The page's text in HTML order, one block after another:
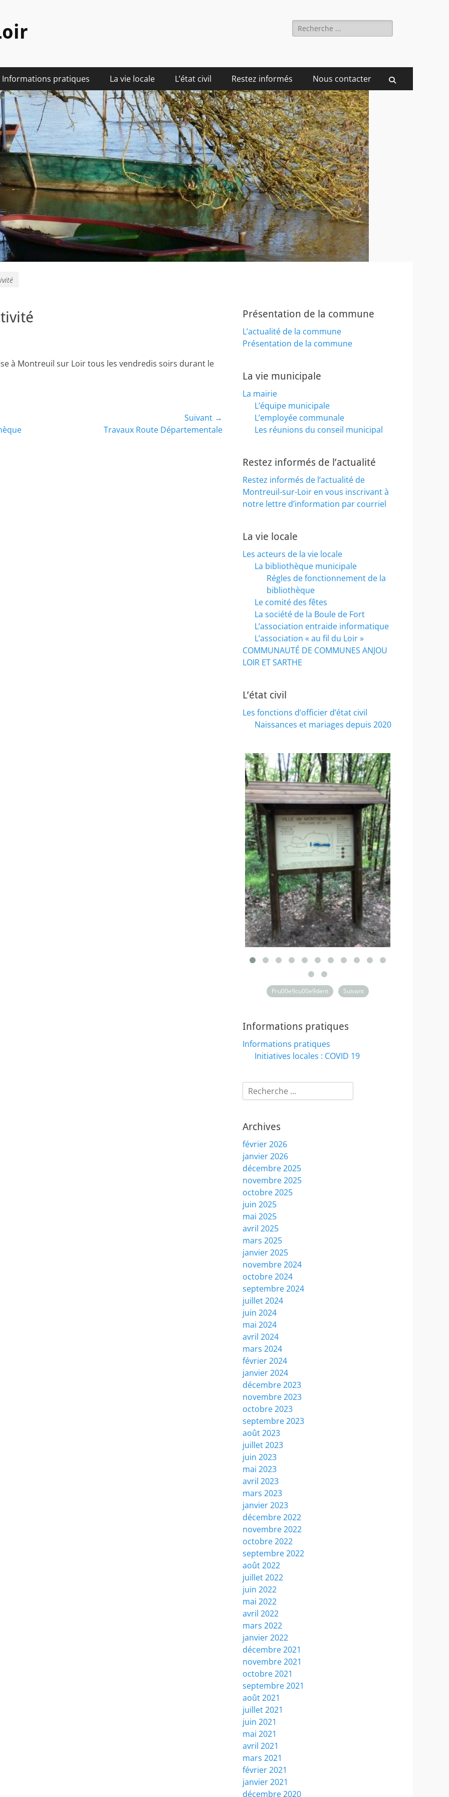
Rechercher :
Informations pratiques La vie locale L’état civil Restez informés Nous contacter
à Montreuil sur Loir tous les vendredis soirs durant le
Suivant →
Travaux Route Départementale
Présentation de la commune
L’actualité de la commune
Présentation de la commune
La vie municipale
La mairie
L’équipe municipale
L’employée communale
Les réunions du conseil municipal
Restez informés de l’actualité
Restez informés de l’actualité de
Montreuil-sur-Loir en vous inscrivant à
notre lettre d’information par courriel
La vie locale
Les acteurs de la vie locale
La bibliothèque municipale
Régles de fonctionnement de la
bibliothèque
Le comité des fêtes
La société de la Boule de Fort
L’association entraide informatique
L’association « au fil du Loir »
COMMUNAUTÉ DE COMMUNES ANJOU
LOIR ET SARTHE
L’état civil
Les fonctions d’officier d’état civil
Naissances et mariages depuis 2020
Pru00e9cu00e9dent Suivant
Informations pratiques
Informations pratiques
Initiatives locales : COVID 19
Rechercher :
Archives
février 2026
janvier 2026
décembre 2025
novembre 2025
octobre 2025
juin 2025
mai 2025
avril 2025
mars 2025
janvier 2025
novembre 2024
octobre 2024
septembre 2024
juillet 2024
juin 2024
mai 2024
avril 2024
mars 2024
février 2024
janvier 2024
décembre 2023
novembre 2023
octobre 2023
septembre 2023
août 2023
juillet 2023
juin 2023
mai 2023
avril 2023
mars 2023
janvier 2023
décembre 2022
novembre 2022
octobre 2022
septembre 2022
août 2022
juillet 2022
juin 2022
mai 2022
avril 2022
mars 2022
janvier 2022
décembre 2021
novembre 2021
octobre 2021
septembre 2021
août 2021
juillet 2021
juin 2021
mai 2021
avril 2021
mars 2021
février 2021
janvier 2021
décembre 2020